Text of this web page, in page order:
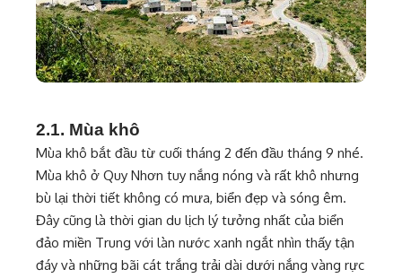
2.1. Mùa khô
Mùa khô bắt đầu từ cuối tháng 2 đến đầu tháng 9 nhé.
Mùa khô ở Quy Nhơn tuy nắng nóng và rất khô nhưng
bù lại thời tiết không có mưa, biển đẹp và sóng êm.
Đây cũng là thời gian du lịch lý tưởng nhất của biển
đảo miền Trung với làn nước xanh ngắt nhìn thấy tận
đáy và những bãi cát trắng trải dài dưới nắng vàng rực